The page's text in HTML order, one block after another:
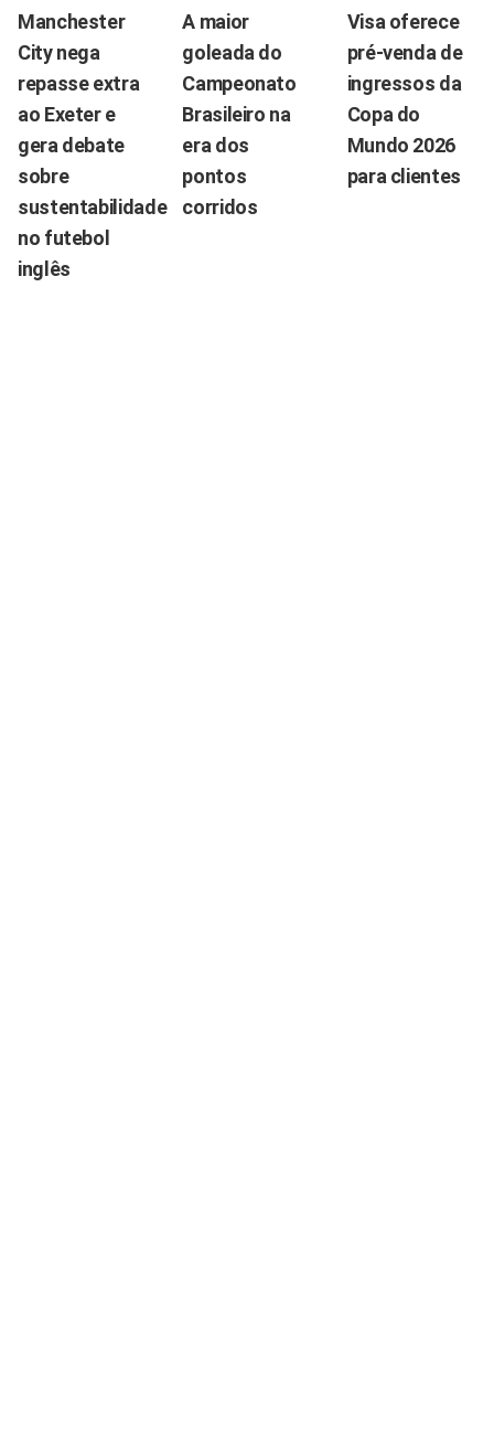
Manchester
City nega
repasse extra
ao Exeter e
gera debate
sobre
sustentabilidade
no futebol
inglês
A maior
goleada do
Campeonato
Brasileiro na
era dos
pontos
corridos
Visa oferece
pré-venda de
ingressos da
Copa do
Mundo 2026
para clientes